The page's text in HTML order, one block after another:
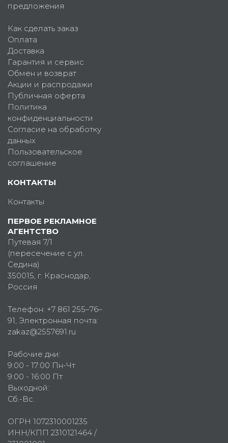
предложения
Как сделать заказ
Оплата
Доставка
Гарантия и сервис
Обмен и возврат
Акции и распродажи
Публичная оферта
Политика
конфиденциальности
Согласие на обработку
данных
Пользовательское
соглашение
КОНТАКТЫ
Контакты
ПЕРВОЕ РЕКЛАМНОЕ
АГЕНТСТВО
Путевая 7/1
(пересечение с ул.
Седина)
350015 , г. Краснодар,
Россия
Телефон: +7 861 255–76–
91 , Электронная почта:
zakaz@2557691.ru
Рабочие дни:
9:00 - 17:00 Пн-Чт
9:00 - 16:00 Пт
Выходной:
Сб.-Вс.
ОГРН 1072310001235
ИНН/КПП 2310121464 /